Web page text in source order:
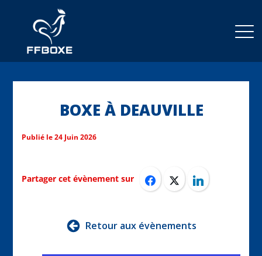
BOXE À DEAUVILLE
Publié le24 Juin 2026
Partager cet évènement sur
Retour aux évènements